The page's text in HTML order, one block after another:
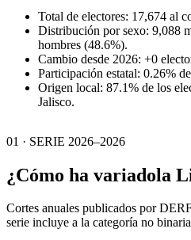
Total de electores: 17,674 al
Distribución por sexo: 9,088
hombres (48.6%).
Cambio desde 2026: +0
Participación estatal: 0.26%
Origen local: 87.1% de los
Jalisco.
01 · SERIE 2026–2026
¿Cómo ha variadola
Cortes anuales publicados por
serie incluye a la categoría no